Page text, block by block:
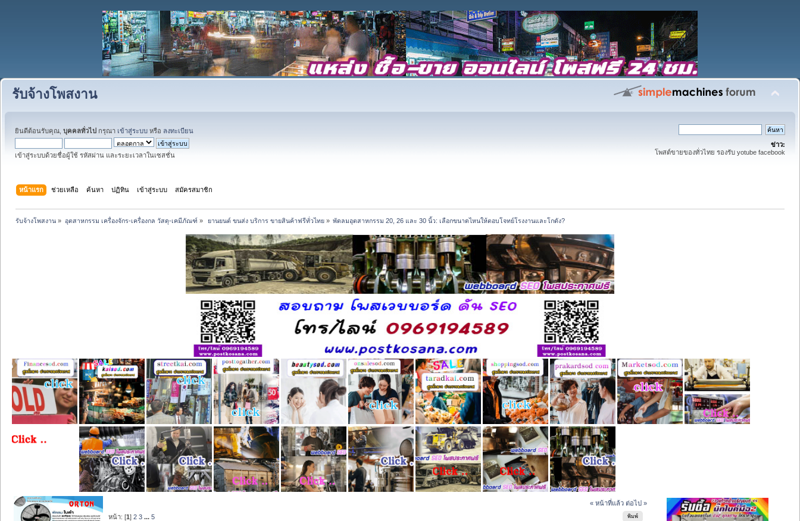
รับจ้างโพสงาน
ยินดีต้อนรับคุณ, บุคคลทั่วไป กรุณา เข้าสู่ระบบ หรือ ลงทะเบียน
เข้าสู่ระบบด้วยชื่อผู้ใช้ รหัสผ่าน และระยะเวลาในเซสชั่น
ข่าว:
โพสต์ขายของทั่วไทย รองรับ yotube facebook
หน้าแรก ช่วยเหลือ ค้นหา ปฏิทิน เข้าสู่ระบบ สมัครสมาชิก
รับจ้างโพสงาน » อุตสาหกรรม เครื่องจักร-เครื่องกล วัสดุ-เคมีภัณฑ์ » ยานยนต์ ขนส่ง บริการ ขายสินค้าฟรีทั่วไทย» พัดลมอุตสาหกรรม 20, 26 และ 30 นิ้ว: เลือกขนาดไหนให้ตอบโจทย์โรงงานและโกดัง?
« หน้าที่แล้ว ต่อไป »
พิมพ์
หน้า: [1]2 3 ...5